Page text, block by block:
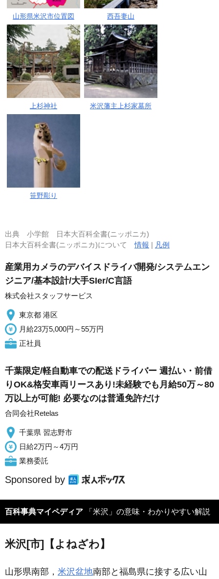
山形県米沢市位置図 西吾妻山
上杉神社 米沢藩主上杉家墓所
笹野彫り
出典 小学館 日本大百科全書(ニッポニカ)
日本大百科全書(ニッポニカ)について情報 | 凡例
産業用カメラのデバイスドライバ開発/システムエン
ジニア/基本設計/大手SIer/C言語
株式会社スタッフサービス
東京都 港区
月給23万5,000円～55万円
正社員
千葉限定/軽自動車での配送ドライバー 週払い・前借
りOK&格安車両リースあり!未経験でも月給50万～80
万以上が可能! 必要なのは普通免許だけ
合同会社Retelas
千葉県 習志野市
日給2万円～4万円
業務委託
Sponsored by
百科事典マイペディア 「米沢」の意味・わかりやすい解説
米沢[市]【よねざわ】
山形県南部， 米沢盆地南部と福島県に接する広い山